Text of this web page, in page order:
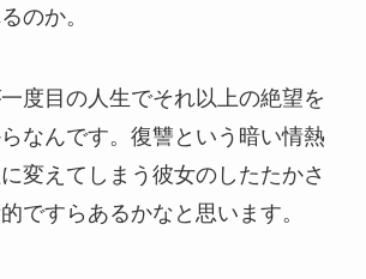
のか。
度目の人生でそれ以上の絶望を
なんです。復讐という暗い情熱
変えてしまう彼女のしたたかさ
ですらあるかなと思います。